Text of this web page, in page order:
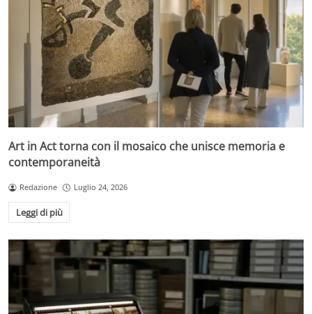
Art in Act torna con il mosaico che unisce memoria e
contemporaneità
Redazione Luglio 24, 2026
Leggi di più